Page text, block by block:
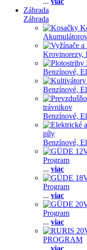
Záhrada
Záhrada
Krovinorezy,
Benzínové,
Benzínové,
trávnikov
Benzínové,
píly
Benzínové,
Program
... viac
Program
... viac
Program
... viac
PROGRAM
... viac